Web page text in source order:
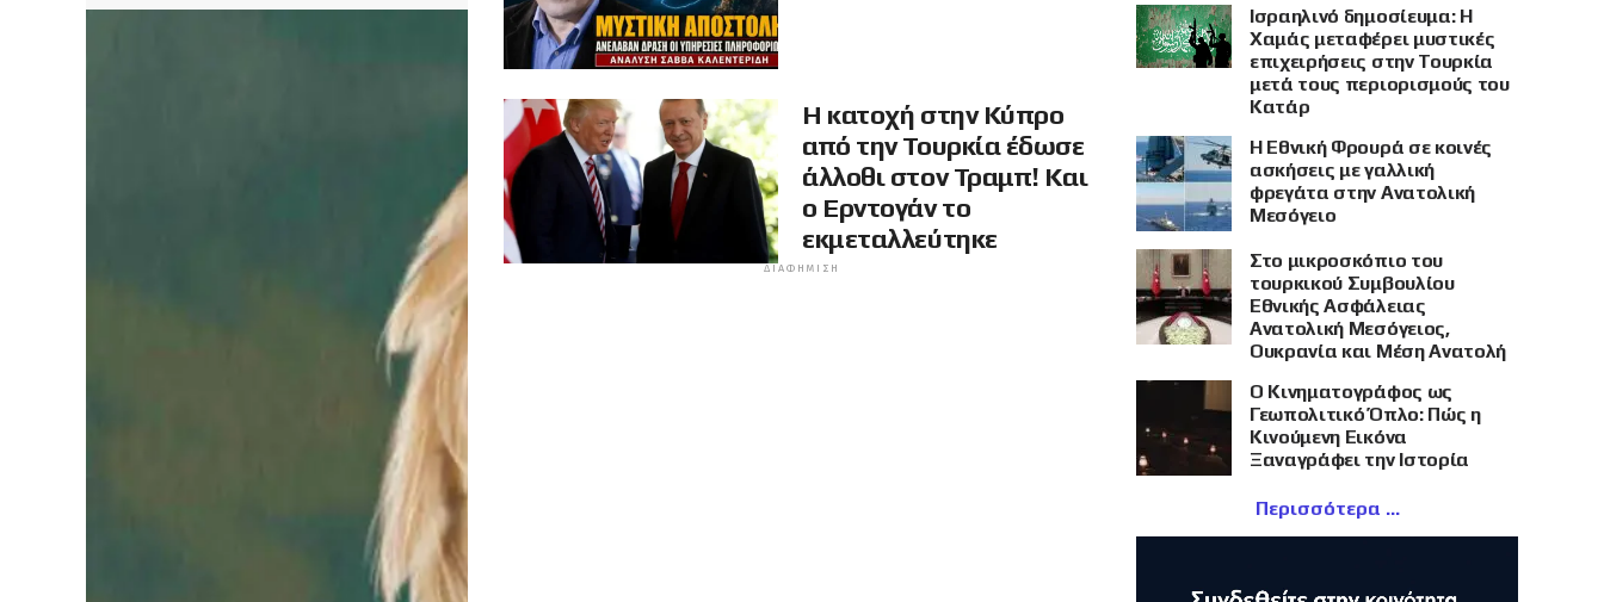
Η κατοχή στην Κύπρο
από την Τουρκία έδωσε
άλλοθι στον Τραμπ! Και
ο Ερντογάν το
εκμεταλλεύτηκε
ΔΙΑΦΉΜΙΣΗ
Ισραηλινό δημοσίευμα: Η
Χαμάς μεταφέρει μυστικές
επιχειρήσεις στην Τουρκία
μετά τους περιορισμούς του
Κατάρ
Η Εθνική Φρουρά σε κοινές
ασκήσεις με γαλλική
φρεγάτα στην Ανατολική
Μεσόγειο
Στο μικροσκόπιο του
τουρκικού Συμβουλίου
Εθνικής Ασφάλειας
Ανατολική Μεσόγειος,
Ουκρανία και Μέση Ανατολή
Ο Κινηματογράφος ως
Γεωπολιτικό Όπλο: Πώς η
Κινούμενη Εικόνα
Ξαναγράφει την Ιστορία
Περισσότερα